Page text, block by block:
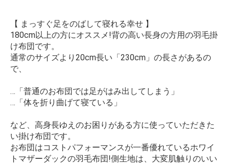
【 まっすぐ足をのばして寝れる幸せ 】
180cm以上の方にオススメ!背の高い長身の方用の羽毛掛
け布団です。
通常のサイズより20cm長い「230cm」の長さがあるの
で、
…「普通のお布団では足がはみ出してしまう」
…「体を折り曲げて寝ている」
など、高身長ゆえのお困りがある方に使っていただきた
い掛け布団です。
お布団はコストパフォーマンスが一番優れているホワイ
トマザーダックの羽毛布団!側生地は、大変肌触りのいい